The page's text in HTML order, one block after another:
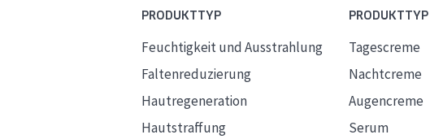
PRODUKTTYP
Feuchtigkeit und Ausstrahlung
Faltenreduzierung
Hautregeneration
Hautstraffung
PRODUKTTYP
Tagescreme
Nachtcreme
Augencreme
Serum